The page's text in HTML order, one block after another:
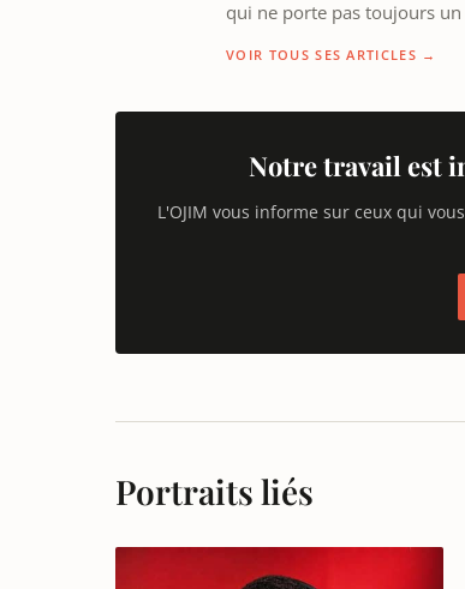
qui ne porte pas toujours
VOIR TOUS SES ARTICLES →
Notre travail est
L'OJIM vous informe sur ceux qui
Portraits liés